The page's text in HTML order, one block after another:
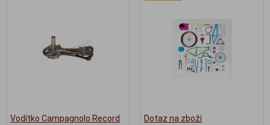
Vodítko Campagnolo Record
Dotaz na zboží